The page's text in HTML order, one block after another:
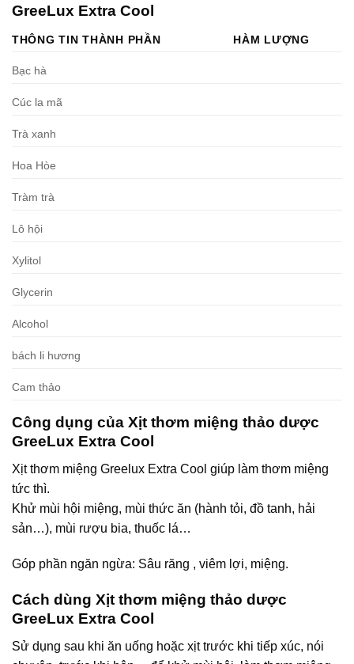
GreeLux Extra Cool
THÔNG TIN THÀNH PHẦN HÀM LƯỢNG
Bạc hà
Cúc la mã
Trà xanh
Hoa Hòe
Tràm trà
Lô hội
Xylitol
Glycerin
Alcohol
bách li hương
Cam thảo
Công dụng của Xịt thơm miệng thảo dược
GreeLux Extra Cool
Xịt thơm miệng Greelux Extra Cool giúp làm thơm miệng
tức thì.
Khử mùi hội miệng, mùi thức ăn (hành tỏi, đồ tanh, hải
sản…), mùi rượu bia, thuốc lá…
Góp phần ngăn ngừa: Sâu răng , viêm lợi, miệng.
Cách dùng Xịt thơm miệng thảo dược
GreeLux Extra Cool
Sử dụng sau khi ăn uống hoặc xịt trước khi tiếp xúc, nói